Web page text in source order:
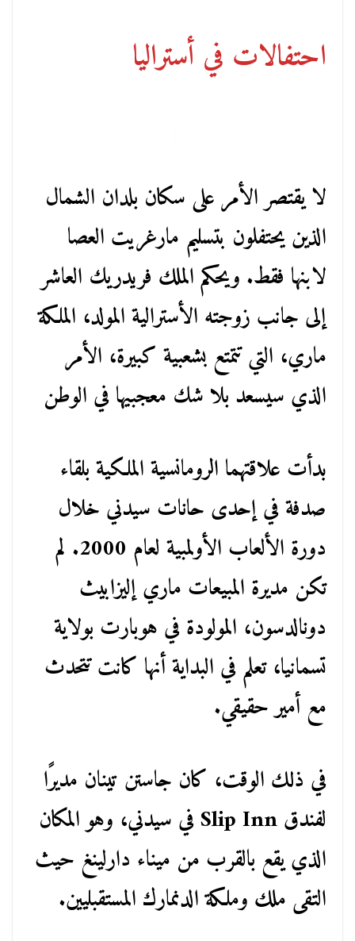
احتفالات في أستراليا
لا يقتصر الأمر على سكان بلدان الشمال
الذين يحتفلون بتسليم مارغريت العصا
لابنها فقط. ويحكم الملك فريدريك العاشر
إلى جانب زوجته الأسترالية المولد، الملكة
ماري، التي تتمتع بشعبية كبيرة، الأمر
الذي سيسعد بلا شك معجبيها في الوطن
بدأت علاقتهما الرومانسية الملكية بلقاء
صدفة في إحدى حانات سيدني خلال
دورة الألعاب الأولمبية لعام 2000. لم
تكن مديرة المبيعات ماري إليزابيث
دونالدسون، المولودة في هوبارت بولاية
تسمانيا، تعلم في البداية أنها كانت تتحدث
مع أمير حقيقي.
في ذلك الوقت، كان جاستن تينان مديرًا
لفندق Slip Inn في سيدني، وهو المكان
الذي يقع بالقرب من ميناء دارلينغ حيث
التقى ملك وملكة الدنمارك المستقبليين.